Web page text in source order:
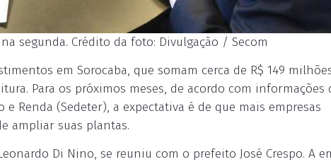
segunda. Crédito da foto: Divulgação / Secom
em Sorocaba, que somam cerca de R$ 149
Para os próximos meses, de acordo com informações
Renda (Sedeter), a expectativa é de que mais empresas
ampliar suas plantas.
Di Nino, se reuniu com o prefeito José Crespo. A